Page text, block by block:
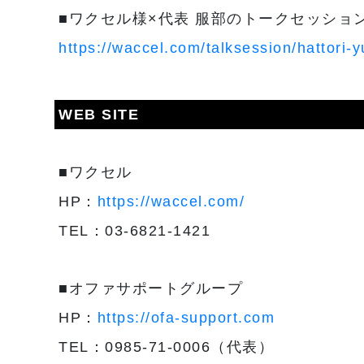
■ワクセル様×代表 服部のトークセッショ
https://waccel.com/talksession/hattori-
WEB SITE
■ワクセル
HP： https://waccel.com/
TEL：03-6821-1421
■オファサポートグループ
HP： https://ofa-support.com
TEL：0985-71-0006（代表）